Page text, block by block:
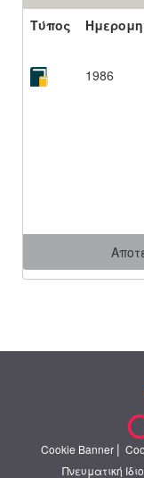
Τύπος
1986
Cookie Banner |
Πνευματική